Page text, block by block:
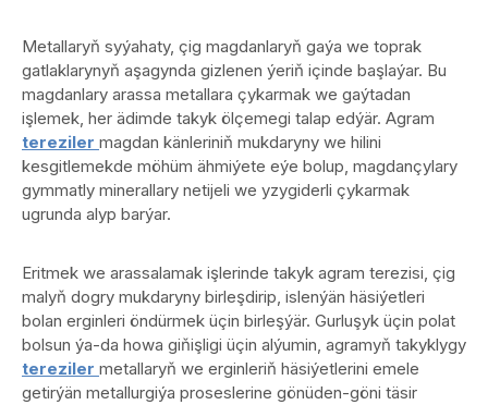
Metallaryň syýahaty, çig magdanlaryň gaýa we toprak
gatlaklarynyň aşagynda gizlenen ýeriň içinde başlaýar. Bu
magdanlary arassa metallara çykarmak we gaýtadan
işlemek, her ädimde takyk ölçemegi talap edýär. Agram
tereziler magdan känleriniň mukdaryny we hilini
kesgitlemekde möhüm ähmiýete eýe bolup, magdançylary
gymmatly minerallary netijeli we yzygiderli çykarmak
ugrunda alyp barýar.
Eritmek we arassalamak işlerinde takyk agram terezisi, çig
malyň dogry mukdaryny birleşdirip, islenýän häsiýetleri
bolan erginleri öndürmek üçin birleşýär. Gurluşyk üçin polat
bolsun ýa-da howa giňişligi üçin alýumin, agramyň takyklygy
tereziler metallaryň we erginleriň häsiýetlerini emele
getirýän metallurgiýa proseslerine gönüden-göni täsir